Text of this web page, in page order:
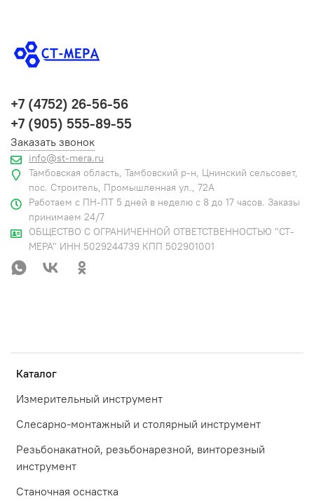
Каталог
Измерительный инструмент
Слесарно-монтажный и столярный инструмент
Резьбонакатной, резьбонарезной, винторезный
инструмент
Станочная оснастка
+7 (4752) 26-56-56
+7 (905) 555-89-55
Заказать звонок
info@st-mera.ru
Тамбовская область, Тамбовский р-н, Цнинский сельсовет,
пос. Строитель, Промышленная ул., 72А
Работаем с ПН-ПТ 5 дней в неделю с 8 до 17 часов. Заказы
принимаем 24/7
ОБЩЕСТВО С ОГРАНИЧЕННОЙ ОТВЕТСТВЕННОСТЬЮ "СТ-
МЕРА" ИНН 5029244739 КПП 502901001